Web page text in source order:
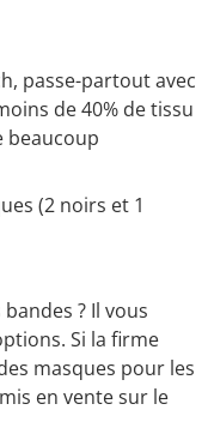
passe-partout avec
de 40% de tissu
beaucoup
(2 noirs et 1
? Il vous
Si la firme
masques pour les
en vente sur le